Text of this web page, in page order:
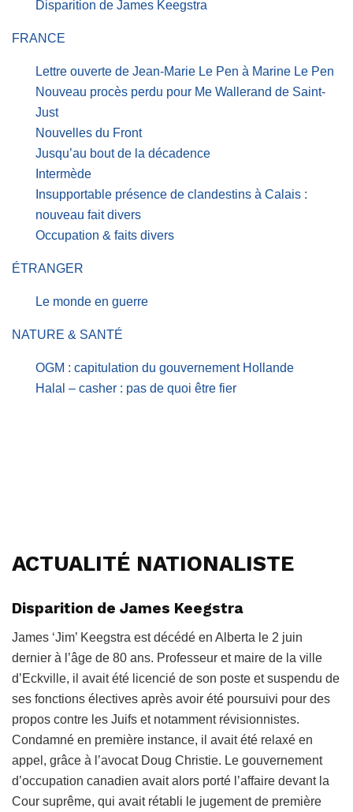
Disparition de James Keegstra
FRANCE
Lettre ouverte de Jean-Marie Le Pen à Marine Le Pen
Nouveau procès perdu pour Me Wallerand de Saint-
Just
Nouvelles du Front
Jusqu’au bout de la décadence
Intermède
Insupportable présence de clandestins à Calais :
nouveau fait divers
Occupation & faits divers
ÉTRANGER
Le monde en guerre
NATURE & SANTÉ
OGM : capitulation du gouvernement Hollande
Halal – casher : pas de quoi être fier
ACTUALITÉ NATIONALISTE
Disparition de James Keegstra
James ‘Jim’ Keegstra est décédé en Alberta le 2 juin
dernier à l’âge de 80 ans. Professeur et maire de la ville
d’Eckville, il avait été licencié de son poste et suspendu de
ses fonctions électives après avoir été poursuivi pour des
propos contre les Juifs et notamment révisionnistes.
Condamné en première instance, il avait été relaxé en
appel, grâce à l’avocat Doug Christie. Le gouvernement
d’occupation canadien avait alors porté l’affaire devant la
Cour suprême, qui avait rétabli le jugement de première